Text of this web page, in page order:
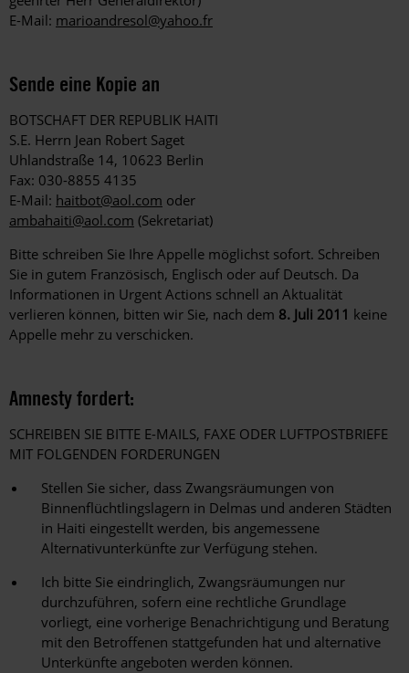
E-Mail: marioandresol@yahoo.fr
Sende eine Kopie an
BOTSCHAFT DER REPUBLIK HAITI
S.E. Herrn Jean Robert Saget
Uhlandstraße 14, 10623 Berlin
Fax: 030-8855 4135
E-Mail: haitbot@aol.com oder
ambahaiti@aol.com (Sekretariat)
Bitte schreiben Sie Ihre Appelle möglichst sofort. Schreiben
Sie in gutem Französisch, Englisch oder auf Deutsch. Da
Informationen in Urgent Actions schnell an Aktualität
verlieren können, bitten wir Sie, nach dem 8. Juli 2011 keine
Appelle mehr zu verschicken.
Amnesty fordert:
SCHREIBEN SIE BITTE E-MAILS, FAXE ODER LUFTPOSTBRIEFE
MIT FOLGENDEN FORDERUNGEN
Stellen Sie sicher, dass Zwangsräumungen von
Binnenflüchtlingslagern in Delmas und anderen Städten
in Haiti eingestellt werden, bis angemessene
Alternativunterkünfte zur Verfügung stehen.
Ich bitte Sie eindringlich, Zwangsräumungen nur
durchzuführen, sofern eine rechtliche Grundlage
vorliegt, eine vorherige Benachrichtigung und Beratung
mit den Betroffenen stattgefunden hat und alternative
Unterkünfte angeboten werden können.